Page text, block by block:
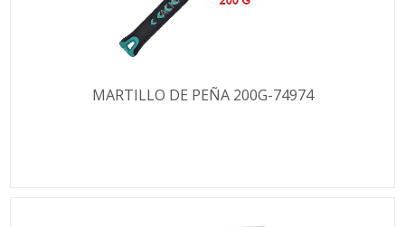
MARTILLO DE PEÑA 200G-74974